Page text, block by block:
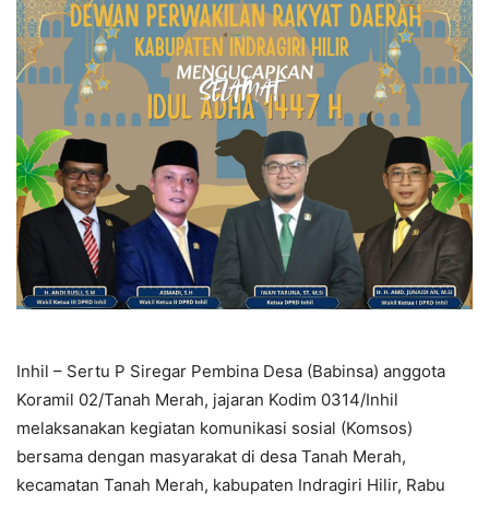
Inhil – Sertu P Siregar Pembina Desa (Babinsa) anggota
Koramil 02/Tanah Merah, jajaran Kodim 0314/Inhil
melaksanakan kegiatan komunikasi sosial (Komsos)
bersama dengan masyarakat di desa Tanah Merah,
kecamatan Tanah Merah, kabupaten Indragiri Hilir, Rabu